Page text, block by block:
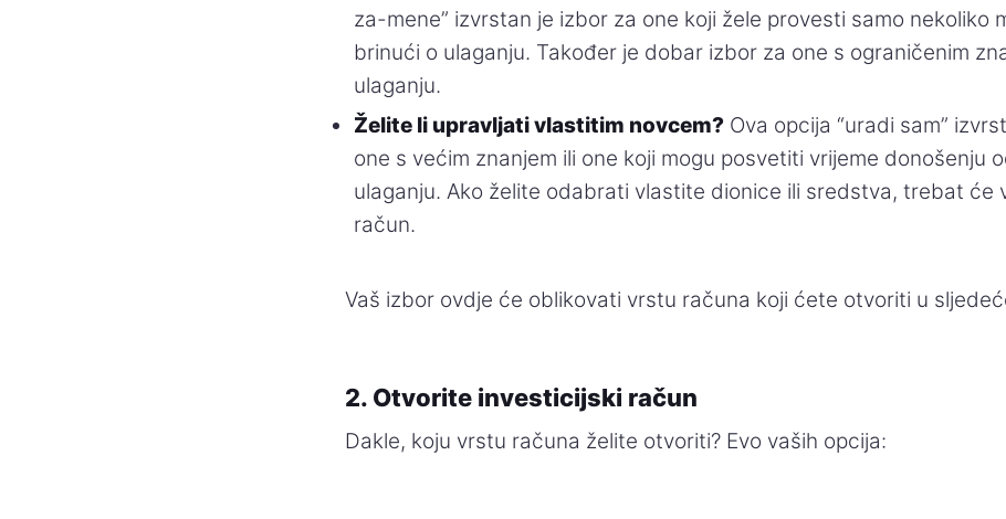
za-mene” izvrstan je izbor za one koji žele provesti samo nekoliko
brinući o ulaganju. Također je dobar izbor za one s ograničenim
ulaganju.
Želite li upravljati vlastitim novcem? Ova opcija “uradi sam”
one s većim znanjem ili one koji mogu posvetiti vrijeme donošenju
ulaganju. Ako želite odabrati vlastite dionice ili sredstva, trebat će
račun.
Vaš izbor ovdje će oblikovati vrstu računa koji ćete otvoriti u
2. Otvorite investicijski račun
Dakle, koju vrstu računa želite otvoriti? Evo vaših opcija: